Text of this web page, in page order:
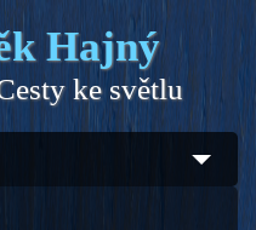
Hajný
ke světlu